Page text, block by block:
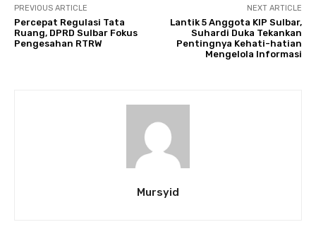
PREVIOUS ARTICLE
Percepat Regulasi Tata
Ruang, DPRD Sulbar Fokus
Pengesahan RTRW
NEXT ARTICLE
Lantik 5 Anggota KIP Sulbar,
Suhardi Duka Tekankan
Pentingnya Kehati-hatian
Mengelola Informasi
Mursyid